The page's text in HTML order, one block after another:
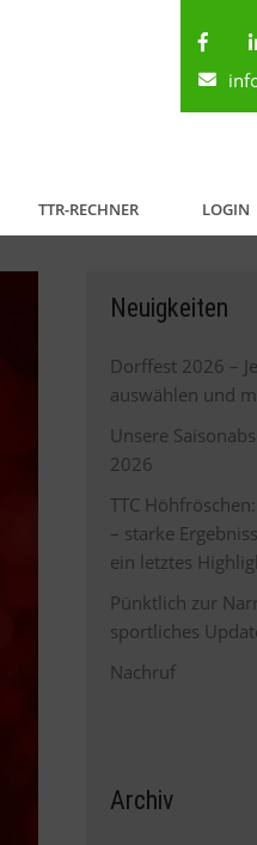
TTR-RECHNER LOGIN
Neuigkeiten
Dorffest 2026 –
auswählen und
Unsere
2026
TTC
– starke
ein letztes
Pünktlich zur
sportliches
Nachruf
Archiv